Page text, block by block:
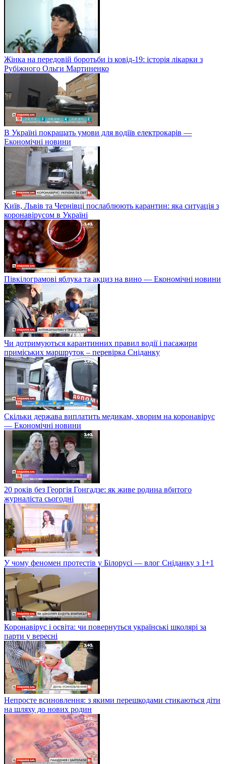
Жінка на передовій боротьби із ковід-19: історія лікарки з
Рубіжного Ольги Мартиненко
В Україні покращать умови для водіїв електрокарів —
Економічні новини
Київ, Львів та Чернівці послаблюють карантин: яка ситуація з
коронавірусом в Україні
Півкілограмові яблука та акциз на вино — Економічні новини
Чи дотримуються карантинних правил водії і пасажири
приміських маршруток – перевірка Сніданку
Скільки держава виплатить медикам, хворим на коронавірус
— Економічні новини
20 років без Георгія Гонгадзе: як живе родина вбитого
журналіста сьогодні
У чому феномен протестів у Білорусі — влог Сніданку з 1+1
Коронавірус і освіта: чи повернуться українські школярі за
парти у вересні
Непросте всиновлення: з якими перешкодами стикаються діти
на шляху до нових родин